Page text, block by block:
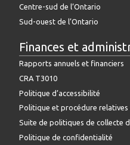
Centre-sud de l’Ontario
Sud-ouest de l’Ontario
Finances et
Rapports annuels et financiers
CRA T3010
Politique d’accessibilité
Politique et procédure relatives
Suite de politiques de collecte
Politique de confidentialité